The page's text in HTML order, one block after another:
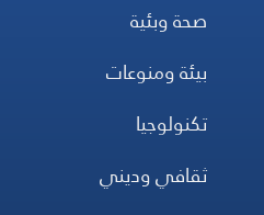
صحة وبئية
بيئة ومنوعات
تكنولوجيا
ثقافي وديني